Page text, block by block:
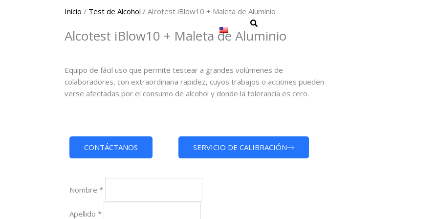
Inicio / Test de Alcohol / Alcotest iBlow10 + Maleta de Aluminio
Alcotest iBlow10 + Maleta de Aluminio
Equipo de fácil uso que permite testear a grandes volúmenes de
colaboradores, con extraordinaria rapidez, cuyos trabajos o acciones pueden
verse afectadas por el consumo de alcohol y donde la tolerancia es cero.
CONTÁCTANOS SERVICIO DE CALIBRACIÓN
Nombre *
Apellido *